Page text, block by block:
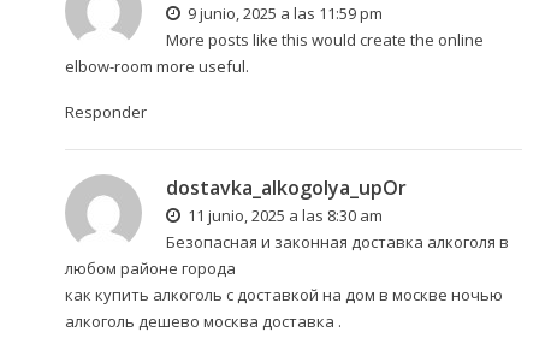
9 junio, 2025 a las 11:59 pm
More posts like this would create the online
elbow-room more useful.
Responder
dostavka_alkogolya_upOr
11 junio, 2025 a las 8:30 am
Безопасная и законная доставка алкоголя в
любом районе города
как купить алкоголь с доставкой на дом в москве ночью
алкоголь дешево москва доставка .